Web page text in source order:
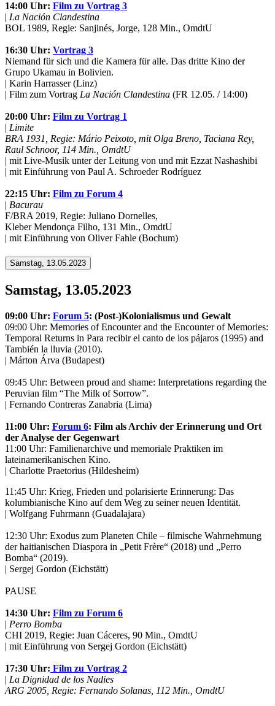
14:00 Uhr: Film zu Vortrag 3
| La Nación Clandestina
BOL 1989, Regie: Sanjinés, Jorge, 128 Min., OmdtU
16:30 Uhr: Vortrag 3
Niemand für sich und die Kamera für alle. Das dritte Kino der
Grupo Ukamau in Bolivien.
| Karin Harrasser (Linz)
| Film zum Vortrag La Nación Clandestina (FR 12.05. / 14:00)
20:00 Uhr: Film zu Vortrag 1
| Limite
BRA 1931, Regie: Mário Peixoto, mit Olga Breno, Taciana Rey,
Raul Schnoor, 114 Min., OmdtU
| mit Live-Musik unter der Leitung von und mit Ezzat Nashashibi
| mit Einführung von Paul A. Schroeder Rodríguez
22:15 Uhr: Film zu Forum 4
| Bacurau
F/BRA 2019, Regie: Juliano Dornelles,
Kleber Mendonça Filho, 131 Min., OmdtU
| mit Einführung von Oliver Fahle (Bochum)
Samstag, 13.05.2023
Samstag, 13.05.2023
09:00 Uhr: Forum 5: (Post-)Kolonialismus und Gewalt
09:00 Uhr: Memories of Encounter and the Encounter of Memories:
Temporal Returns in Para recibir el canto de los pájaros (1995) and
También la lluvia (2010).
| Márton Árva (Budapest)
09:45 Uhr: Between proud and shame: Interpretations regarding the
Peruvian film “The Milk of Sorrow”.
| Fernando Contreras Zanabria (Lima)
11:00 Uhr: Forum 6: Film als Archiv der Erinnerung und Ort
der Analyse der Gegenwart
11:00 Uhr: Familienarchive und memoriale Praktiken im
lateinamerikanischen Kino.
| Charlotte Praetorius (Hildesheim)
11:45 Uhr: Krieg, Frieden und polarisierte Erinnerung: Das
kolumbianische Kino auf dem Weg zu seiner neuen Identität.
| Wolfgang Fuhrmann (Guadalajara)
12:30 Uhr: Exodus zum Planeten Chile – filmische Wahrnehmung
der haitianischen Diaspora in „Petit Frère“ (2018) und „Perro
Bomba“ (2019).
| Sergej Gordon (Eichstätt)
PAUSE
14:30 Uhr: Film zu Forum 6
| Perro Bomba
CHI 2019, Regie: Juan Cáceres, 90 Min., OmdtU
| mit Einführung von Sergej Gordon (Eichstätt)
17:30 Uhr: Film zu Vortrag 2
| La Dignidad de los Nadies
ARG 2005, Regie: Fernando Solanas, 112 Min., OmdtU